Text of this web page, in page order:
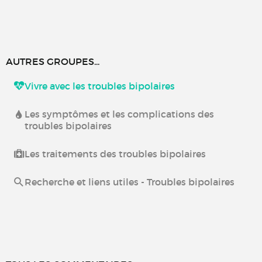
AUTRES GROUPES...
Vivre avec les troubles bipolaires
Les symptômes et les complications des
troubles bipolaires
Les traitements des troubles bipolaires
Recherche et liens utiles - Troubles bipolaires